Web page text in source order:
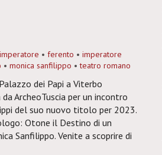
• ferento • imperatore
• monica sanfilippo •teatro romano
dei Papi a Viterbo
ArcheoTuscia per un incontro
del suo nuovo titolo per 2023.
Otone il Destino di un
Sanfilippo. Venite a scoprire di